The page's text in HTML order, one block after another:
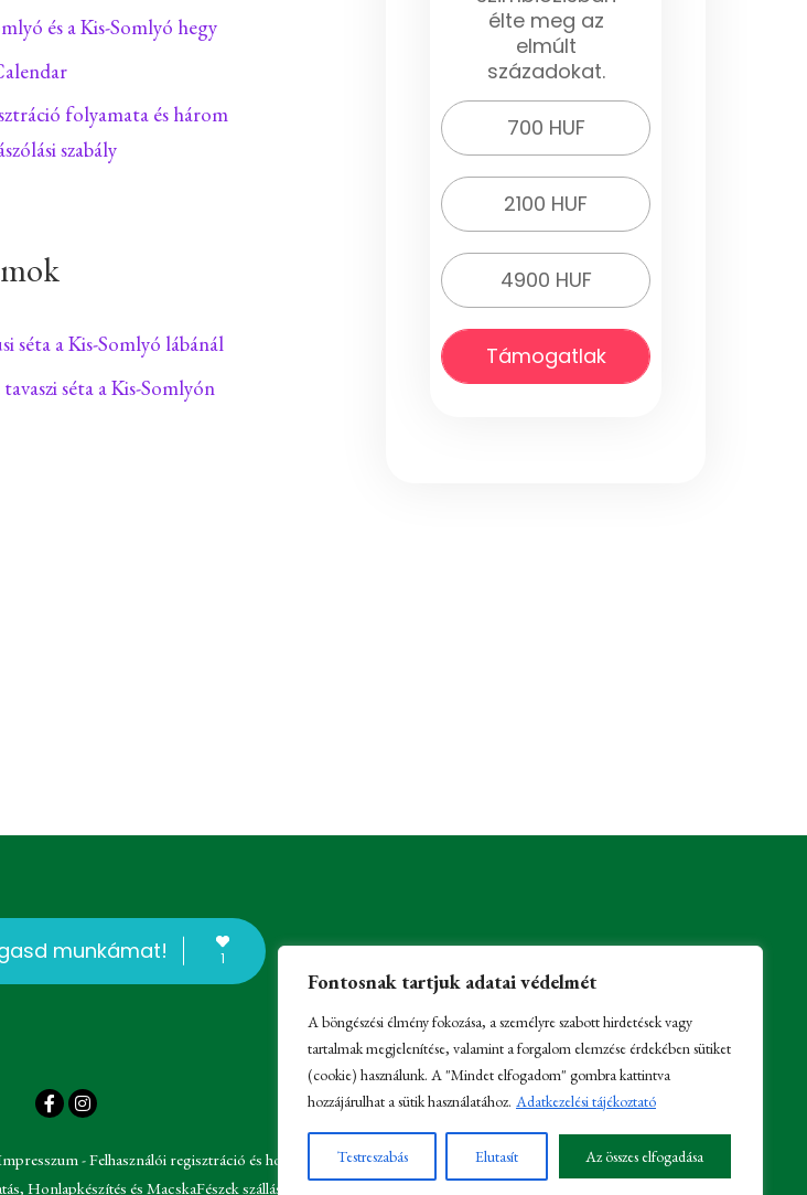
Fontosnak tartjuk adatai védelmét
A böngészési élmény fokozása, a személyre szabott hirdetések vagy
tartalmak megjelenítése, valamint a forgalom elemzése érdekében sütiket
(cookie) használunk. A "Mindet elfogadom" gombra kattintva
hozzájárulhat a sütik használatához. Adatkezelési tájékoztató
Testreszabás Elutasít Az összes elfogadása
és a Kis-Somlyó hegy
folyamata és három
szabály
séta a Kis-Somlyó lábánál
séta a Kis-Somlyón
élte meg az
elmúlt
századokat.
700 HUF
2100 HUF
4900 HUF
Támogatlak
munkámat! 1
-Felhasználói regisztráció és hozzászólási lehetőség
, Honlapkészítés és MacskaFészek szállás